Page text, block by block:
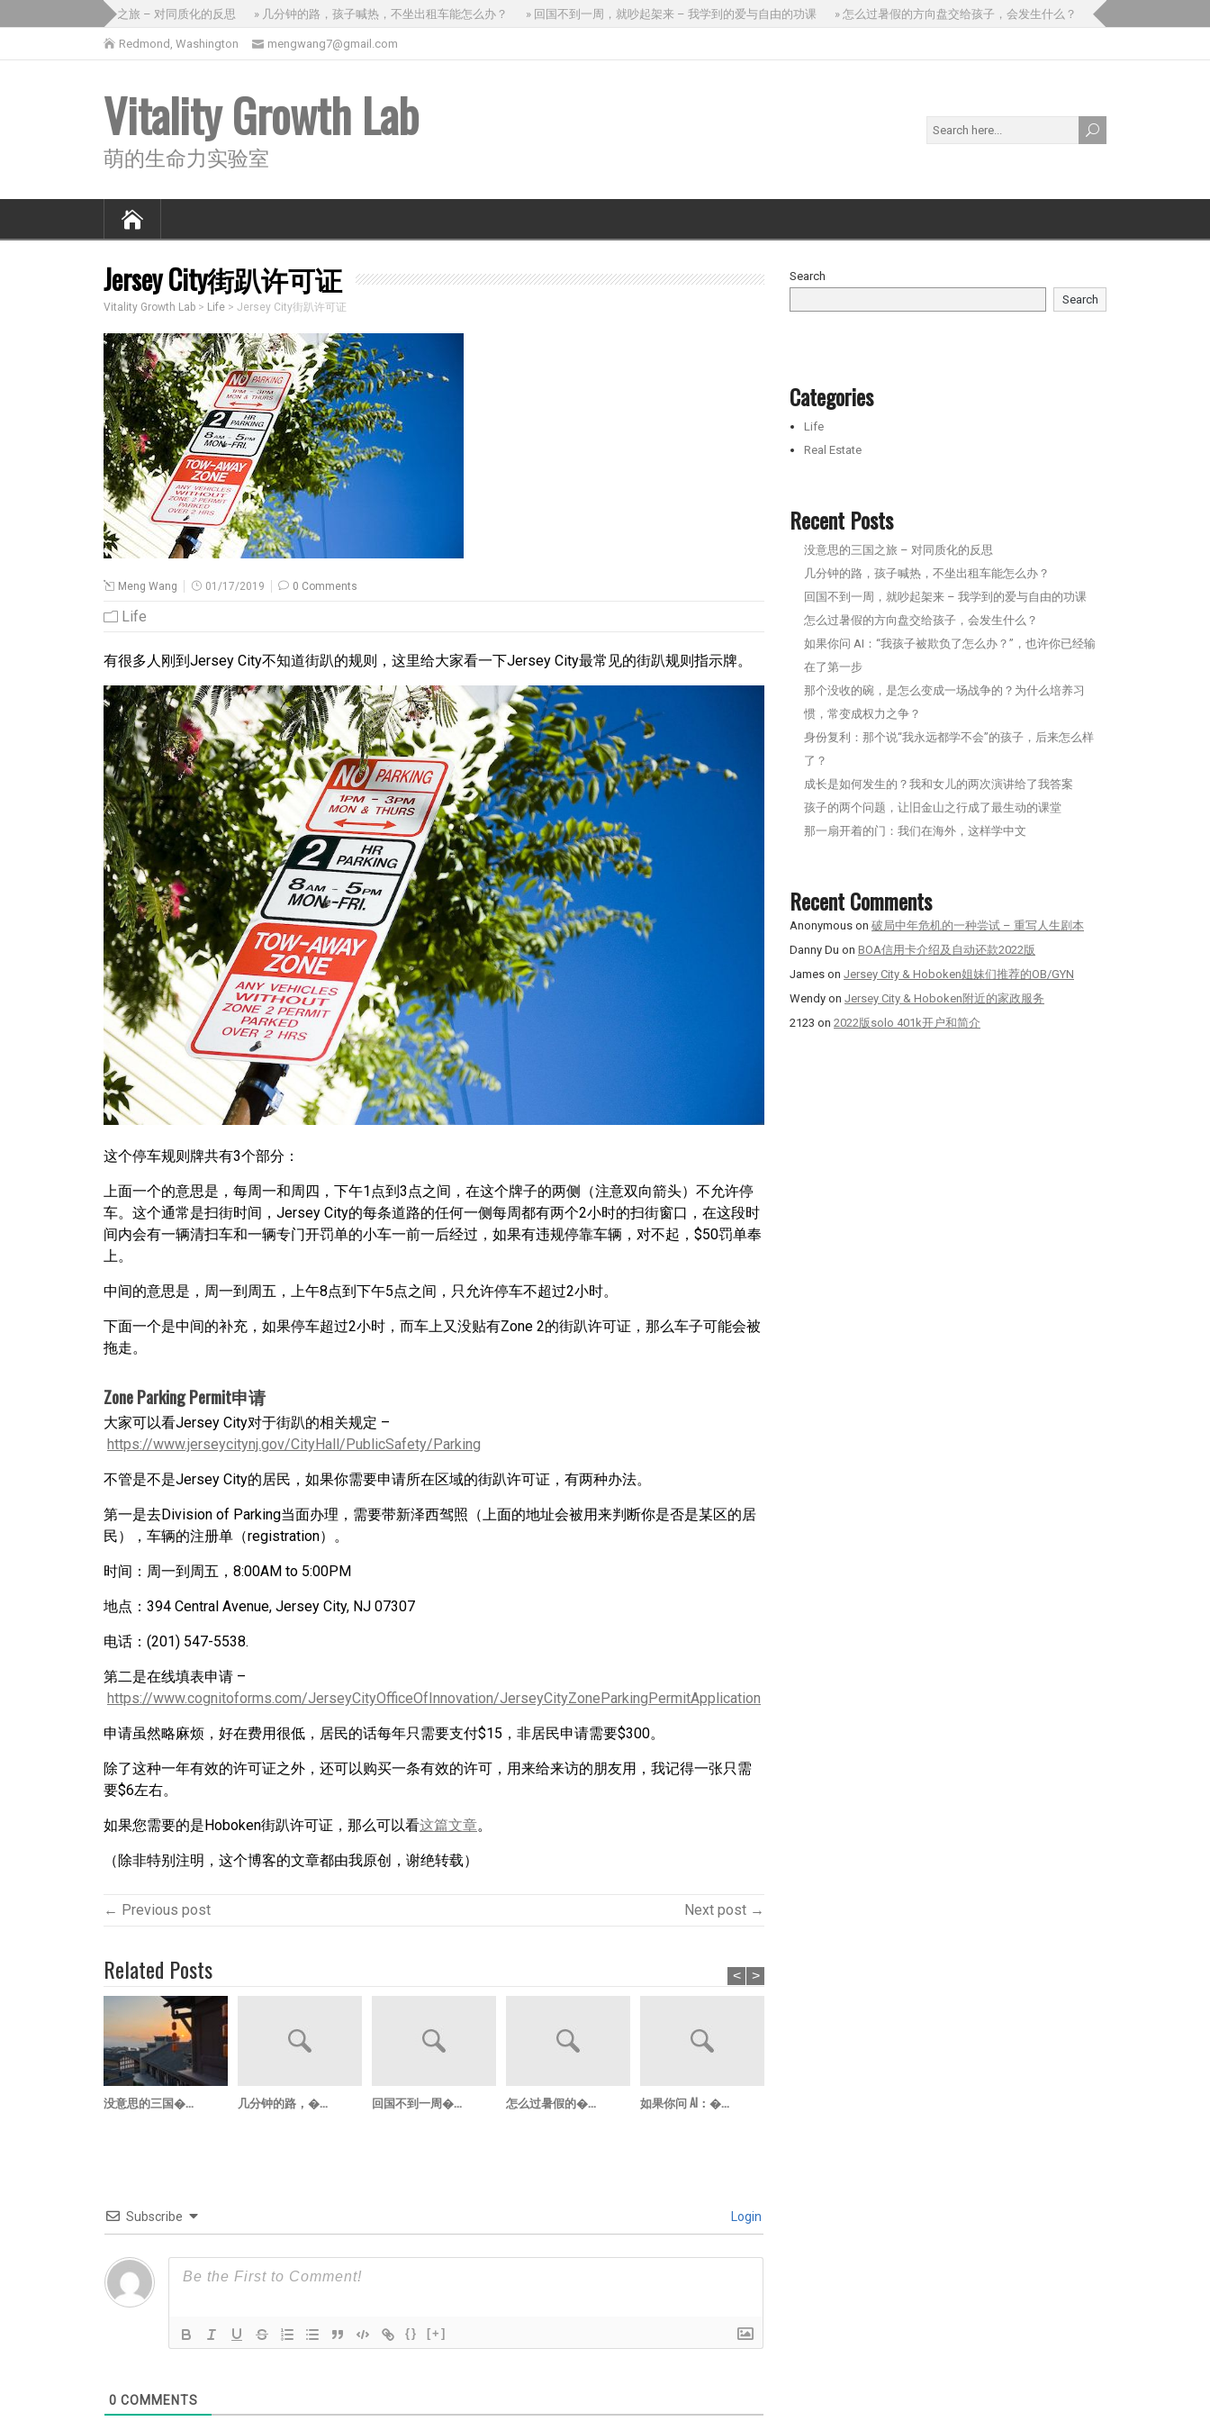
» 没意思的三国之旅 – 对同质化的反思 » 几分钟的路，孩子喊热，不坐出租车能怎么办？ » 回国不到一周，就吵起架来 – 我学到的爱与自由的功课 » 怎么过暑假的方向盘交给孩子，会发生什么？ » 如果你问 AI：“我孩子
Redmond, Washington mengwang7@gmail.com
Vitality Growth Lab
萌的生命力实验室
Jersey City街趴许可证
Vitality Growth Lab > Life > Jersey City街趴许可证
Meng Wang 01/17/2019 0 Comments
Life
有很多人刚到Jersey City不知道街趴的规则，这里给大家看一下Jersey City最常见的街趴规则指示牌。
这个停车规则牌共有3个部分：
上面一个的意思是，每周一和周四，下午1点到3点之间，在这个牌子的两侧（注意双向箭头）不允许停
车。这个通常是扫街时间，Jersey City的每条道路的任何一侧每周都有两个2小时的扫街窗口，在这段时
间内会有一辆清扫车和一辆专门开罚单的小车一前一后经过，如果有违规停靠车辆，对不起，$50罚单奉
上。
中间的意思是，周一到周五，上午8点到下午5点之间，只允许停车不超过2小时。
下面一个是中间的补充，如果停车超过2小时，而车上又没贴有Zone 2的街趴许可证，那么车子可能会被
拖走。
Zone Parking Permit申请
大家可以看Jersey City对于街趴的相关规定 –
https://www.jerseycitynj.gov/CityHall/PublicSafety/Parking
不管是不是Jersey City的居民，如果你需要申请所在区域的街趴许可证，有两种办法。
第一是去Division of Parking当面办理，需要带新泽西驾照（上面的地址会被用来判断你是否是某区的居
民），车辆的注册单（registration）。
时间：周一到周五，8:00AM to 5:00PM
地点：394 Central Avenue, Jersey City, NJ 07307
电话：(201) 547-5538.
第二是在线填表申请 –
https://www.cognitoforms.com/JerseyCityOfficeOfInnovation/JerseyCityZoneParkingPermitApplication
申请虽然略麻烦，好在费用很低，居民的话每年只需要支付$15，非居民申请需要$300。
除了这种一年有效的许可证之外，还可以购买一条有效的许可，用来给来访的朋友用，我记得一张只需
要$6左右。
如果您需要的是Hoboken街趴许可证，那么可以看这篇文章。
（除非特别注明，这个博客的文章都由我原创，谢绝转载）
← Previous post Next post →
Related Posts
没意思的三国�... 几分钟的路，�... 回国不到一周�... 怎么过暑假的�... 如果你问 AI：�...
< >
Subscribe Login
{} [+]
0 COMMENTS
Search
Search
Categories
Life
Real Estate
Recent Posts
没意思的三国之旅 – 对同质化的反思
几分钟的路，孩子喊热，不坐出租车能怎么办？
回国不到一周，就吵起架来 – 我学到的爱与自由的功课
怎么过暑假的方向盘交给孩子，会发生什么？
如果你问 AI：“我孩子被欺负了怎么办？”，也许你已经输
在了第一步
那个没收的碗，是怎么变成一场战争的？为什么培养习
惯，常变成权力之争？
身份复利：那个说“我永远都学不会”的孩子，后来怎么样
了？
成长是如何发生的？我和女儿的两次演讲给了我答案
孩子的两个问题，让旧金山之行成了最生动的课堂
那一扇开着的门：我们在海外，这样学中文
Recent Comments
Anonymous on 破局中年危机的一种尝试 – 重写人生剧本
Danny Du on BOA信用卡介绍及自动还款2022版
James on Jersey City & Hoboken姐妹们推荐的OB/GYN
Wendy on Jersey City & Hoboken附近的家政服务
2123 on 2022版solo 401k开户和简介